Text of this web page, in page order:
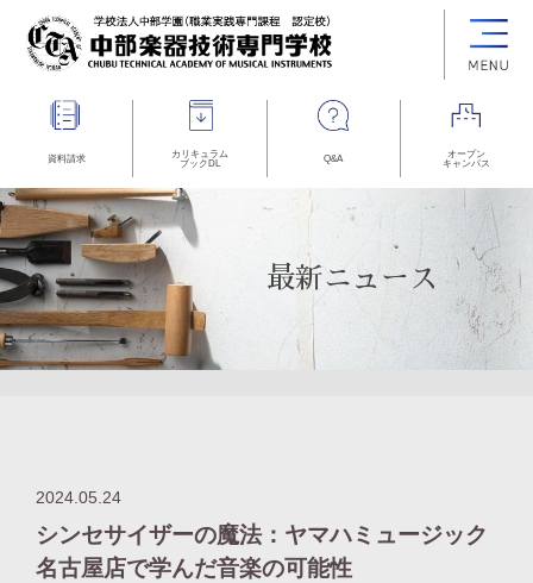
資料請求
カリキュラム
ブックDL
Q&A
オープン
キャンパス
最新ニュース
2024.05.24
シンセサイザーの魔法：ヤマハミュージック
名古屋店で学んだ音楽の可能性